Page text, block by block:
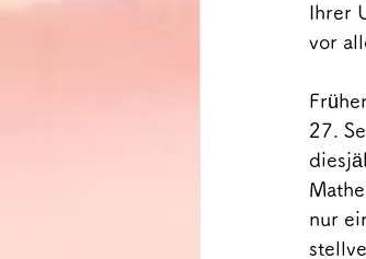
Ihrer
vor
27.
nur